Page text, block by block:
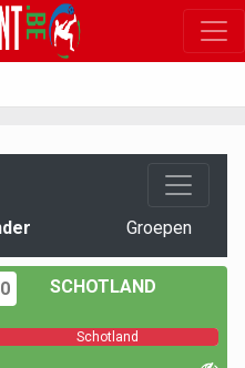
Groepen
SCHOTLAND
Schotland